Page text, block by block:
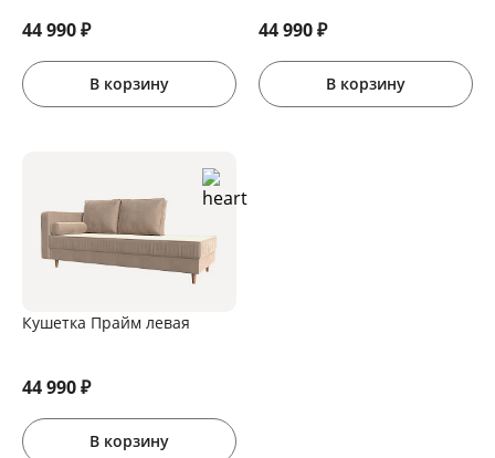
44 990₽
В корзину
44 990₽
В корзину
Кушетка Прайм левая
44 990₽
В корзину